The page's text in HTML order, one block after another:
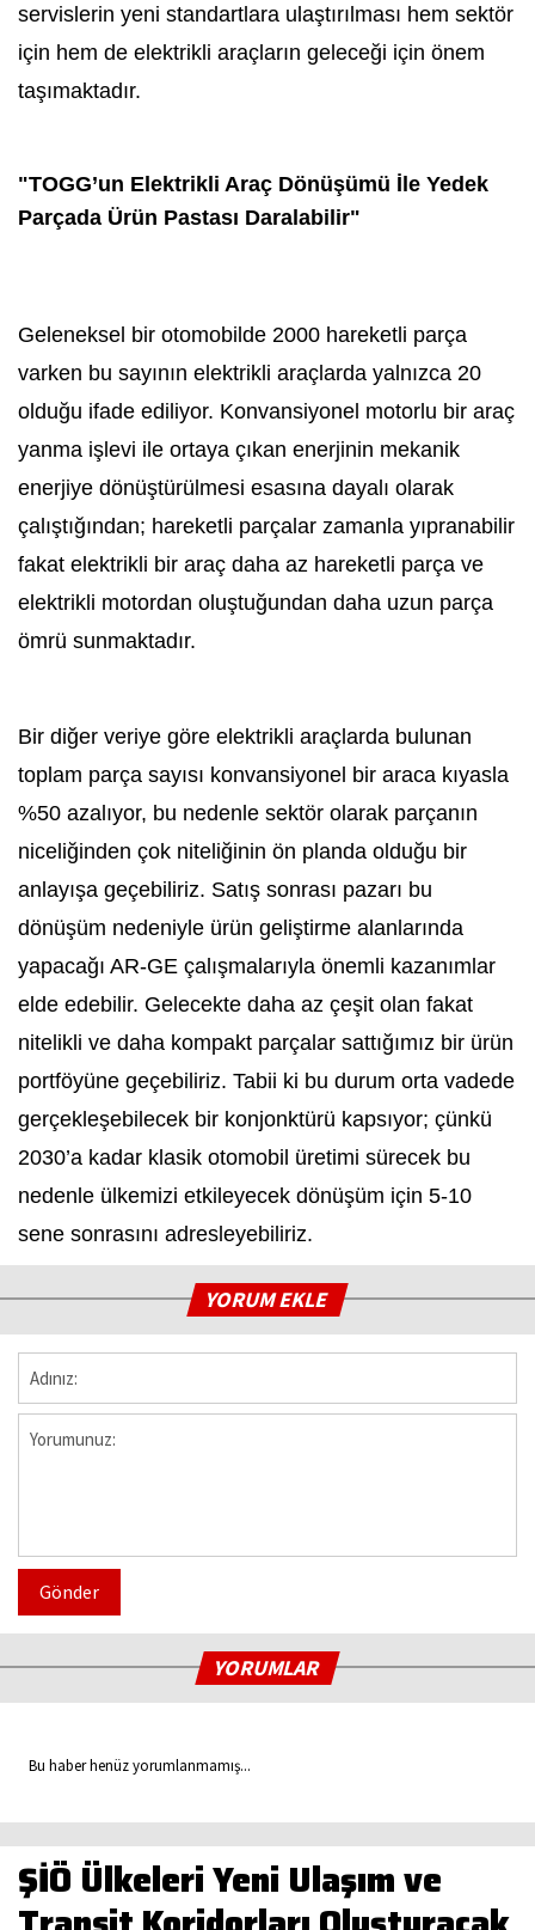
servislerin yeni standartlara ulaştırılması hem sektör
için hem de elektrikli araçların geleceği için önem
taşımaktadır.
"TOGG’un Elektrikli Araç Dönüşümü İle Yedek
Parçada Ürün Pastası Daralabilir"
Geleneksel bir otomobilde 2000 hareketli parça
varken bu sayının elektrikli araçlarda yalnızca 20
olduğu ifade ediliyor. Konvansiyonel motorlu bir araç
yanma işlevi ile ortaya çıkan enerjinin mekanik
enerjiye dönüştürülmesi esasına dayalı olarak
çalıştığından; hareketli parçalar zamanla yıpranabilir
fakat elektrikli bir araç daha az hareketli parça ve
elektrikli motordan oluştuğundan daha uzun parça
ömrü sunmaktadır.
Bir diğer veriye göre elektrikli araçlarda bulunan
toplam parça sayısı konvansiyonel bir araca kıyasla
%50 azalıyor, bu nedenle sektör olarak parçanın
niceliğinden çok niteliğinin ön planda olduğu bir
anlayışa geçebiliriz. Satış sonrası pazarı bu
dönüşüm nedeniyle ürün geliştirme alanlarında
yapacağı AR-GE çalışmalarıyla önemli kazanımlar
elde edebilir. Gelecekte daha az çeşit olan fakat
nitelikli ve daha kompakt parçalar sattığımız bir ürün
portföyüne geçebiliriz. Tabii ki bu durum orta vadede
gerçekleşebilecek bir konjonktürü kapsıyor; çünkü
2030’a kadar klasik otomobil üretimi sürecek bu
nedenle ülkemizi etkileyecek dönüşüm için 5-10
sene sonrasını adresleyebiliriz.
YORUM EKLE
Gönder
YORUMLAR
Bu haber henüz yorumlanmamış...
ŞİÖ Ülkeleri Yeni Ulaşım ve